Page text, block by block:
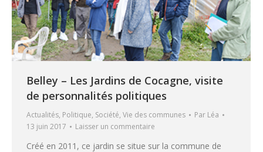
Belley – Les Jardins de Cocagne, visite
de personnalités politiques
Actualités, Politique, Société, Vie des communes Par Léa
13 juin 2017
Laisser un commentaire
Créé en 2011, ce jardin se situe sur la commune de